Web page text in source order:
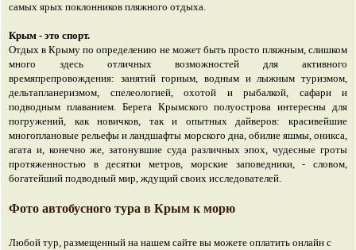
самых ярых поклонников пляжного отдыха.
Крым - это спорт.
Отдых в Крыму по определению не может быть просто пляжным, слишком
много здесь отличных возможностей для активного
времяпрепровождения: занятий горным, водным и лыжным туризмом,
дельтапланеризмом, спелеологией, охотой и рыбалкой, сафари и
подводным плаванием. Берега Крымского полуострова интересны для
погружений, как новичков, так и опытных дайверов: красивейшие
многоплановые рельефы и ландшафты морского дна, обилие яшмы, оникса,
агата и, конечно же, затонувшие суда различных эпох, чудесные гроты
протяженностью в десятки метров, морские заповедники, - словом,
богатейший подводный мир, ждущий своих исследователей.
Фото автобусного тура в Крым к морю
Любой тур, размещенный на нашем сайте вы можете оплатить онлайн с